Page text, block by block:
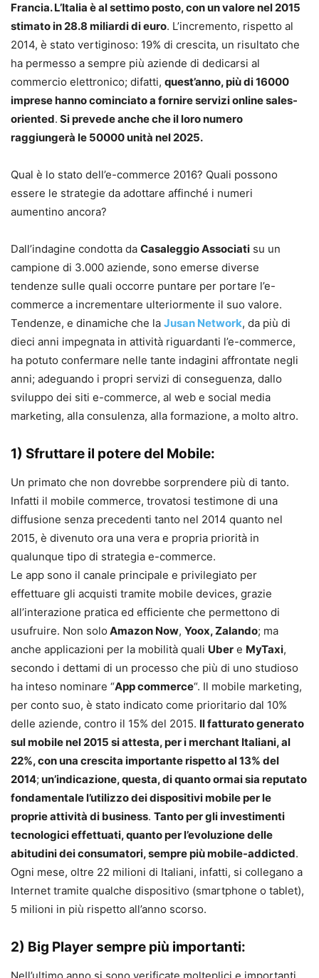
Francia. L’Italia è al settimo posto, con un valore nel 2015
stimato in 28.8 miliardi di euro. L’incremento, rispetto al
2014, è stato vertiginoso: 19% di crescita, un risultato che
ha permesso a sempre più aziende di dedicarsi al
commercio elettronico; difatti, quest’anno, più di 16000
imprese hanno cominciato a fornire servizi online sales-
oriented. Si prevede anche che il loro numero
raggiungerà le 50000 unità nel 2025.
Qual è lo stato dell’e-commerce 2016? Quali possono
essere le strategie da adottare affinché i numeri
aumentino ancora?
Dall’indagine condotta da Casaleggio Associati su un
campione di 3.000 aziende, sono emerse diverse
tendenze sulle quali occorre puntare per portare l’e-
commerce a incrementare ulteriormente il suo valore.
Tendenze, e dinamiche che la Jusan Network, da più di
dieci anni impegnata in attività riguardanti l’e-commerce,
ha potuto confermare nelle tante indagini affrontate negli
anni; adeguando i propri servizi di conseguenza, dallo
sviluppo dei siti e-commerce, al web e social media
marketing, alla consulenza, alla formazione, a molto altro.
1) Sfruttare il potere del Mobile:
Un primato che non dovrebbe sorprendere più di tanto.
Infatti il mobile commerce, trovatosi testimone di una
diffusione senza precedenti tanto nel 2014 quanto nel
2015, è divenuto ora una vera e propria priorità in
qualunque tipo di strategia e-commerce.
Le app sono il canale principale e privilegiato per
effettuare gli acquisti tramite mobile devices, grazie
all’interazione pratica ed efficiente che permettono di
usufruire. Non solo Amazon Now, Yoox, Zalando; ma
anche applicazioni per la mobilità quali Uber e MyTaxi,
secondo i dettami di un processo che più di uno studioso
ha inteso nominare “App commerce“. Il mobile marketing,
per conto suo, è stato indicato come prioritario dal 10%
delle aziende, contro il 15% del 2015. Il fatturato generato
sul mobile nel 2015 si attesta, per i merchant Italiani, al
22%, con una crescita importante rispetto al 13% del
2014; un’indicazione, questa, di quanto ormai sia reputato
fondamentale l’utilizzo dei dispositivi mobile per le
proprie attività di business. Tanto per gli investimenti
tecnologici effettuati, quanto per l’evoluzione delle
abitudini dei consumatori, sempre più mobile-addicted.
Ogni mese, oltre 22 milioni di Italiani, infatti, si collegano a
Internet tramite qualche dispositivo (smartphone o tablet),
5 milioni in più rispetto all’anno scorso.
2) Big Player sempre più importanti: